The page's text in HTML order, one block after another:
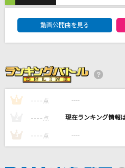
Stay Alive
エミリア(CV.高橋李依)
Caffeine
秋山黄色
初恋シンデレラ
[生音]115万キロのフィルム
動画公開曲を見る
1 ---- 点 ----
---- 点 ----
3 ---- 点 ----